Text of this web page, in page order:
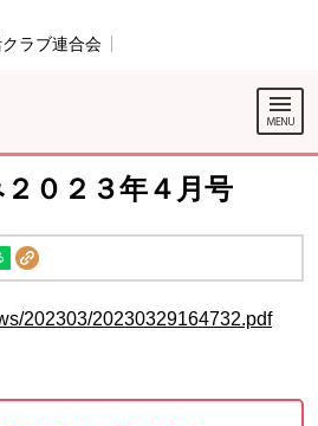
ラブ連合会
ューです。
キップする
まで。
０２３年４月号
202303/20230329164732.pdf